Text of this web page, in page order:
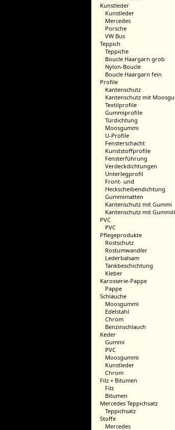
Kunstleder
Kunstleder
Mercedes
Porsche
VW Bus
Teppich
Teppiche
Boucle Haargarn grob
Nylon-Boucle
Boucle Haargarn fein
Profile
Kantenschutz
Kantenschutz mit
Textilprofile
Gummiprofile
Türdichtung
Moosgummi
U-Profile
Fensterschacht
Kunststoffprofile
Fensterführung
Verdeckdichtungen
Unterlegprofil
Front- und
Heckscheibendichtung
Gummimatten
Kantenschutz mit Gummi
Kantenschutz mit
PVC
PVC
Pflegeprodukte
Rostschutz
Rostumwandler
Lederbalsam
Tankbeschichtung
Kleber
Karosserie-Pappe
Pappe
Schläuche
Moosgummi
Edelstahl
Chrom
Benzinschlauch
Keder
Gummi
PVC
Moosgummi
Kunstleder
Chrom
Filz + Bitumen
Filz
Bitumen
Mercedes Teppichsatz
Teppichsatz
Stoffe
Mercedes